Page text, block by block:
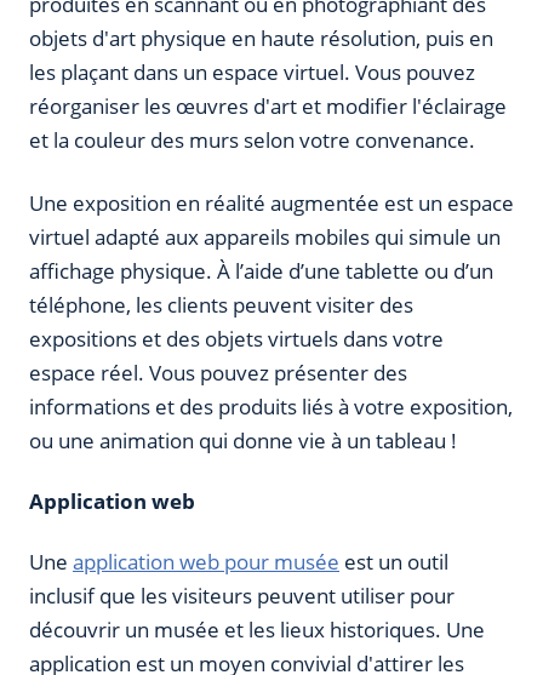
objets d'art physique en haute résolution, puis en
les plaçant dans un espace virtuel. Vous pouvez
réorganiser les œuvres d'art et modifier l'éclairage
et la couleur des murs selon votre convenance.
Une exposition en réalité augmentée est un espace
virtuel adapté aux appareils mobiles qui simule un
affichage physique. À l’aide d’une tablette ou d’un
téléphone, les clients peuvent visiter des
expositions et des objets virtuels dans votre
espace réel. Vous pouvez présenter des
informations et des produits liés à votre exposition,
ou une animation qui donne vie à un tableau !
Application web
Une application web pour musée est un outil
inclusif que les visiteurs peuvent utiliser pour
découvrir un musée et les lieux historiques. Une
application est un moyen convivial d'attirer les